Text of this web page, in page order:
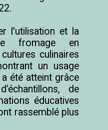
l'utilisation et la
fromage en
culinaires
un usage
été atteint grâce
de
éducatives
rassemblé plus